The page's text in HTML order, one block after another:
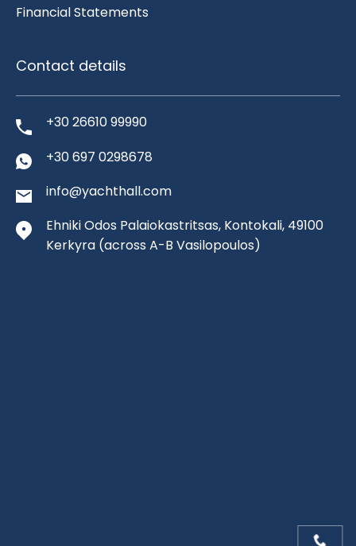
Financial Statements
Contact details
+30 26610 99990
+30 697 0298678
info@yachthall.com
Ehniki Odos Palaiokastritsas, Kontokali, 49100
Kerkyra (across A-B Vasilopoulos)